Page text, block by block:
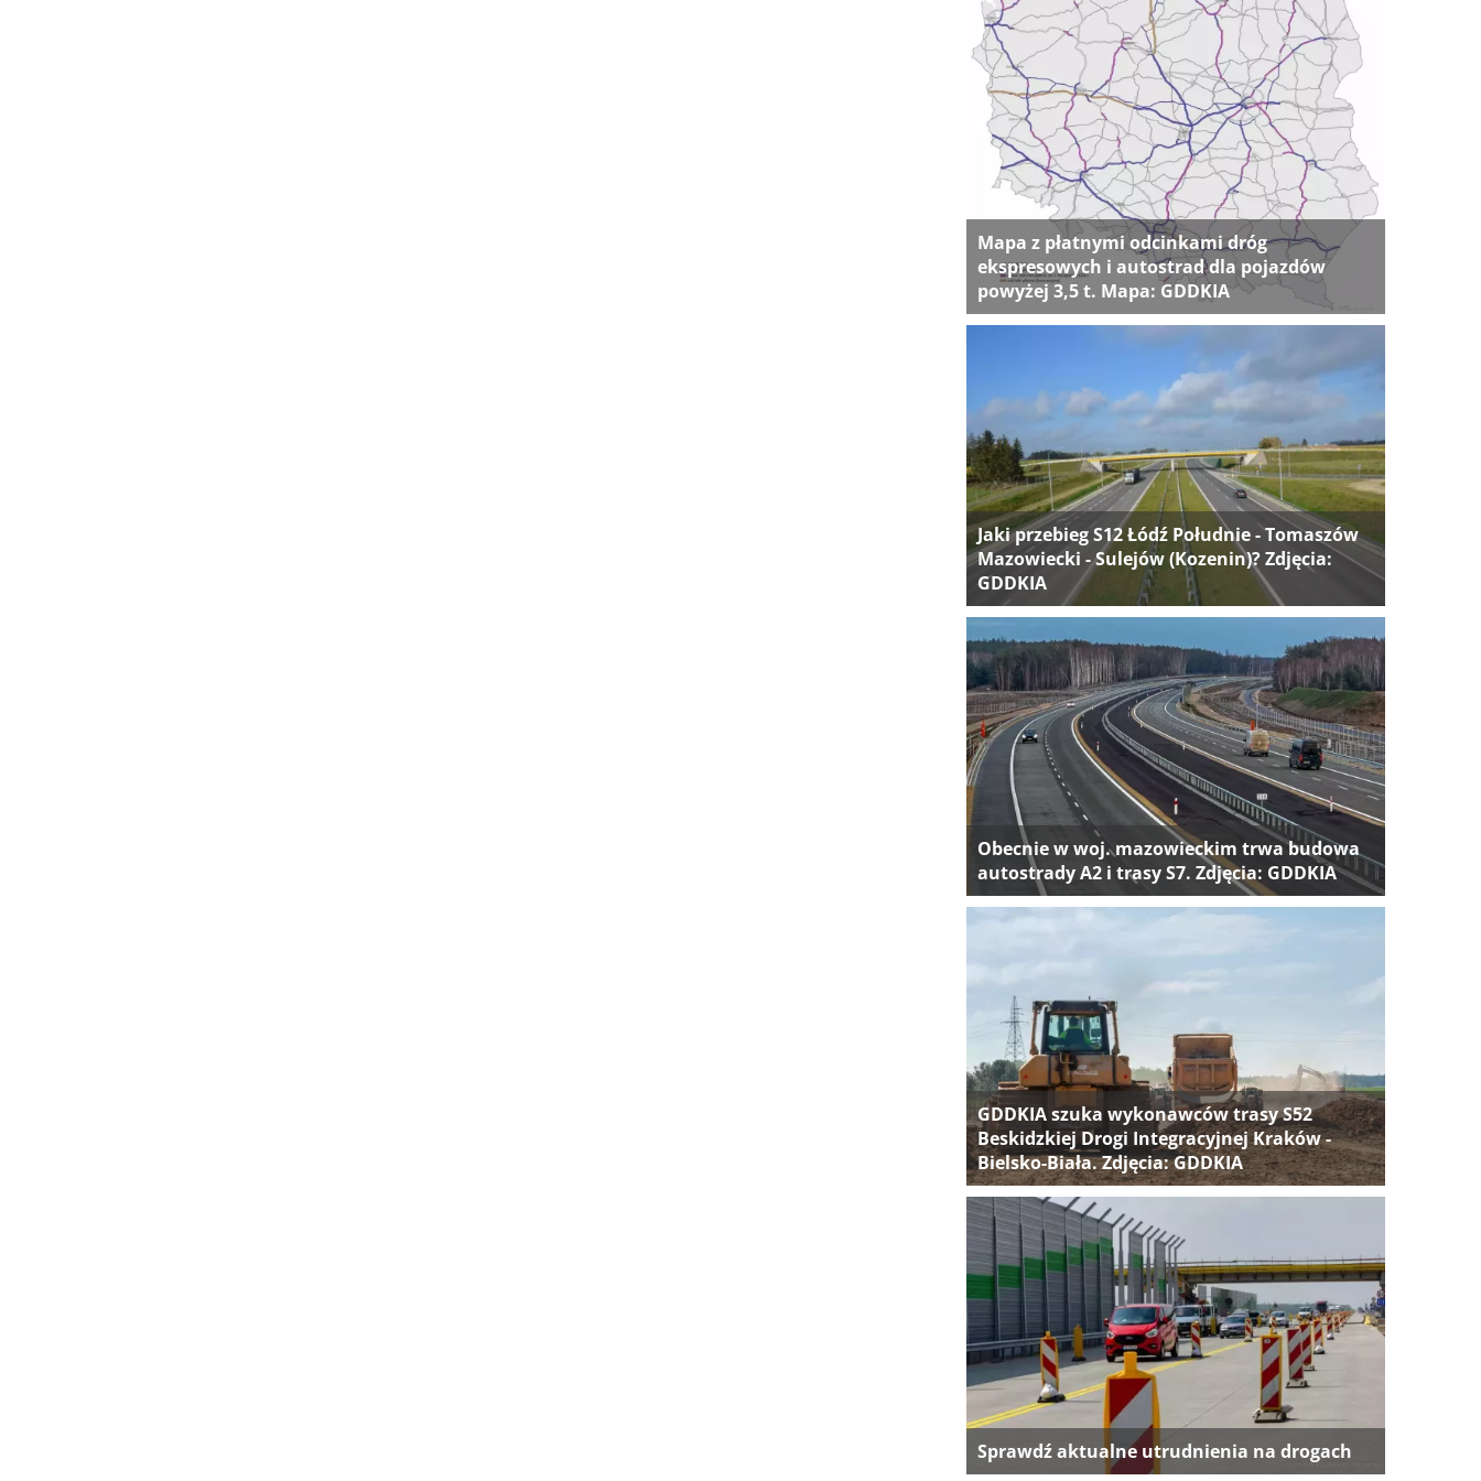
Mapa z płatnymi odcinkami dróg
ekspresowych i autostrad dla pojazdów
powyżej 3,5 t. Mapa: GDDKIA
Jaki przebieg S12 Łódź Południe - Tomaszów
Mazowiecki - Sulejów (Kozenin)? Zdjęcia:
GDDKIA
Obecnie w woj. mazowieckim trwa budowa
autostrady A2 i trasy S7. Zdjęcia: GDDKIA
GDDKIA szuka wykonawców trasy S52
Beskidzkiej Drogi Integracyjnej Kraków -
Bielsko-Biała. Zdjęcia: GDDKIA
Sprawdź aktualne utrudnienia na drogach